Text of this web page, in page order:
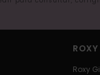
ROXY
Roxy